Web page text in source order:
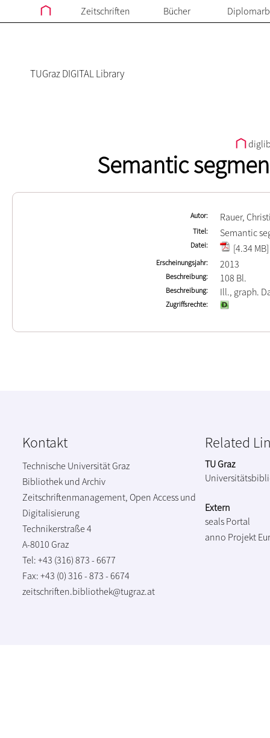
Zeitschriften Bücher
TUGraz DIGITAL Library
Semantic
Autor Rauer,
Titel Semantic
Datei [4.34 MB]
Erscheinungsjahr 2013
Beschreibung 108 Bl.
Beschreibung Ill., graph.
Zugriffsrechte
Kontakt
Technische Universität Graz
Bibliothek und Archiv
Zeitschriftenmanagement, Open Access und
Digitalisierung
Technikerstraße 4
A-8010 Graz
Tel: +43 (316) 873 - 6677
Fax: +43 (0) 316 - 873 - 6674
zeitschriften.bibliothek@tugraz.at
Related
TU Graz
Extern
seals Portal
anno Projekt